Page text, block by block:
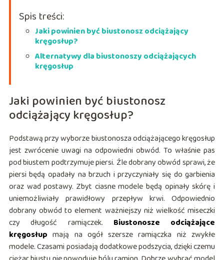
Spis treści:
Jaki powinien być biustonosz odciążający
kręgosłup?
Alternatywy dla biustonoszy odciążających
kręgosłup
Jaki powinien być biustonosz
odciążający kręgosłup?
Podstawą przy wyborze biustonosza odciążającego kręgosłup
jest zwrócenie uwagi na odpowiedni obwód. To właśnie pas
pod biustem podtrzymuje piersi. Źle dobrany obwód sprawi, że
piersi będą opadały na brzuch i przyczyniały się do garbienia
oraz wad postawy. Zbyt ciasne modele będą opinały skórę i
uniemożliwiały prawidłowy przepływ krwi. Odpowiednio
dobrany obwód to element ważniejszy niż wielkość miseczki
czy długość ramiączek. Biustonosze odciążające
kręgosłup mają na ogół szersze ramiączka niż zwykłe
modele. Czasami posiadają dodatkowe podszycia, dzięki czemu